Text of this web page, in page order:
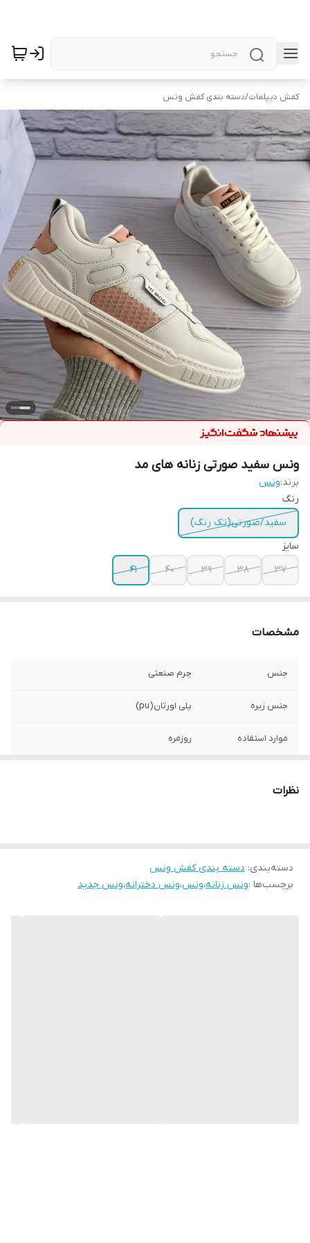
کفش دیپلمات/دسته بندی کفش ونس
ونس سفید صورتی زنانه های مد
برند:ونس
رنگ
سفید/صورتی(تک رنگ)
سایز
37
38
39
40
41
مشخصات
جنس چرم صنعتی
جنس زیره پلی اورتان(pu)
موارد استفاده روزمره
نظرات
دسته‌بندی: دسته بندی کفش ونس
برچسب‌ها :ونس زنانه،ونس،ونس دخترانه،ونس جدید